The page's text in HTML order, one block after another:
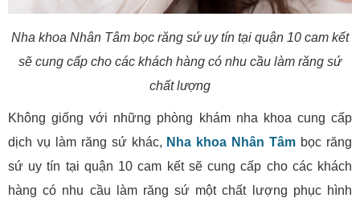
Nha khoa Nhân Tâm bọc răng sứ uy tín tại quận 10 cam kết
sẽ cung cấp cho các khách hàng có nhu cầu làm răng sứ
chất lượng
Không giống với những phòng khám nha khoa cung cấp
dịch vụ làm răng sứ khác, Nha khoa Nhân Tâm bọc răng
sứ uy tín tại quận 10 cam kết sẽ cung cấp cho các khách
hàng có nhu cầu làm răng sứ một chất lượng phục hình